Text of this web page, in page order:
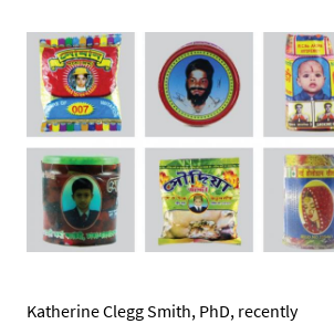
Ảnh
Katherine Clegg Smith, PhD, recently